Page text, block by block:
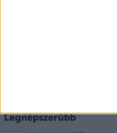
Legnépszerűbb